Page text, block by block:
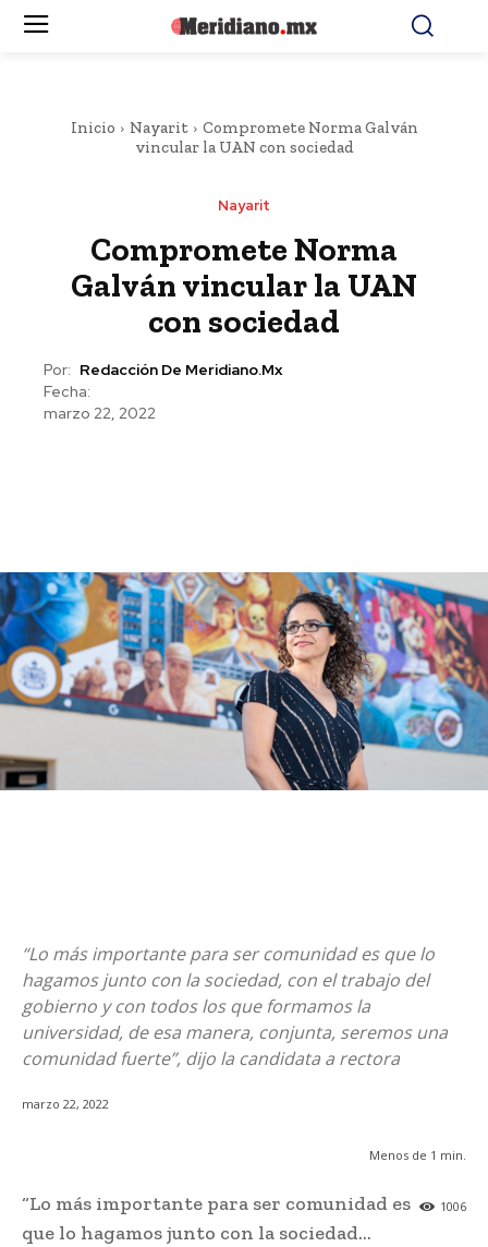
Inicio Nayarit
Compromete Norma Galván
vincular la UAN con sociedad
Nayarit
Compromete Norma
Galván vincular la UAN
con sociedad
Por: Redacción De Meridiano.mx
Fecha:
marzo 22, 2022
“Lo más importante para ser comunidad es que lo
hagamos junto con la sociedad, con el trabajo del
gobierno y con todos los que formamos la
universidad, de esa manera, conjunta, seremos una
comunidad fuerte”, dijo la candidata a rectora
marzo 22, 2022
Menos de 1 min.
1006
“Lo más importante para ser comunidad es
que lo hagamos junto con la sociedad…